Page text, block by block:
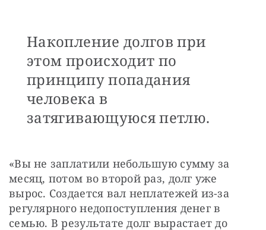
Накопление долгов при
этом происходит по
принципу попадания
человека в
затягивающуюся петлю.
«Вы не заплатили небольшую сумму за
месяц, потом во второй раз, долг уже
вырос. Создается вал неплатежей из-за
регулярного недопоступления денег в
семью. В результате долг вырастает до